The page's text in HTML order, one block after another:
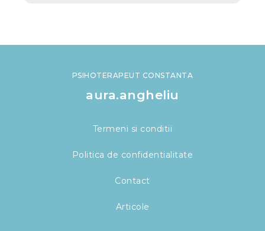
PSIHOTERAPEUT CONSTANTA
aura.angheliu
Termeni si conditii
Politica de confidentialitate
Contact
Articole